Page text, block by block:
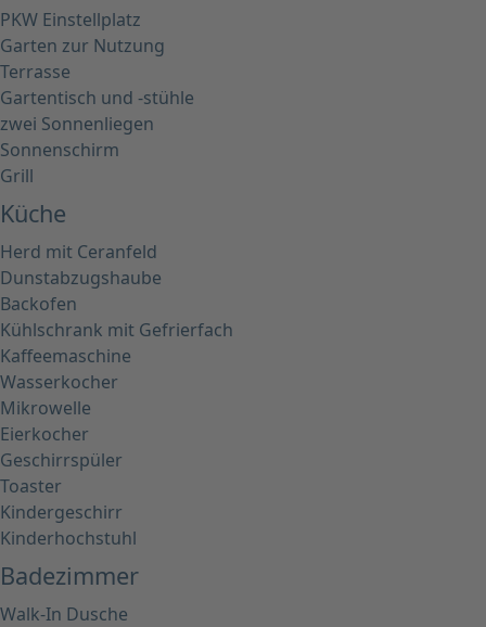
PKW Einstellplatz
Garten zur Nutzung
Terrasse
Gartentisch und -stühle
zwei Sonnenliegen
Sonnenschirm
Grill
Küche
Herd mit Ceranfeld
Dunstabzugshaube
Backofen
Kühlschrank mit Gefrierfach
Kaffeemaschine
Wasserkocher
Mikrowelle
Eierkocher
Geschirrspüler
Toaster
Kindergeschirr
Kinderhochstuhl
Badezimmer
Walk-In Dusche